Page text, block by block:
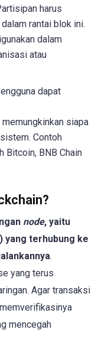
harus
rantai blok ini.
dalam
atau
dapat
siapa
Contoh
Bitcoin, BNB Chain
node, yaitu
yang terhubung ke
.
yang terus
Agar transaksi
mencegah